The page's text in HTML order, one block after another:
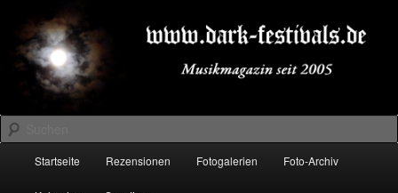
primären
Inhalt
springen
sekundären
Inhalt
springenDARK-FESTIVALS.DE
Suchen
Startseite Rezensionen Fotogalerien Foto-Archiv